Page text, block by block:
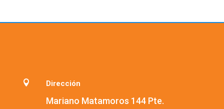
 Dirección
Mariano Matamoros 144 Pte.